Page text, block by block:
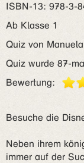
ISBN‑13: 978-3-
Ab Klasse 1
Quiz von
Quiz wurde 87-
Bewertung:
Besuche die
Neben ihrem
immer auf der